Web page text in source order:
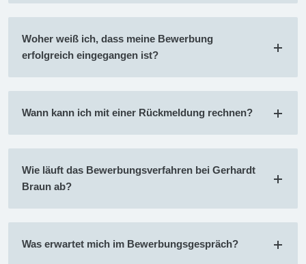
Woher weiß ich, dass meine Bewerbung
erfolgreich eingegangen ist?
Wann kann ich mit einer Rückmeldung rechnen?
Wie läuft das Bewerbungsverfahren bei Gerhardt
Braun ab?
Was erwartet mich im Bewerbungsgespräch?